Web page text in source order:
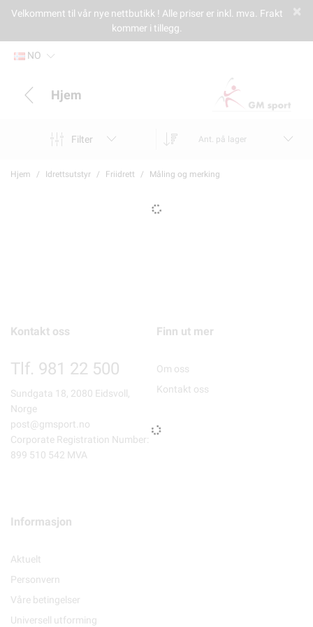
Velkomment til vår nye nettbutikk ! Alle priser er inkl. mva. Frakt
kommer i tillegg.
NO
Hjem
Filter Ant. på lager
Hjem Idrettsutstyr Friidrett Måling og merking
Kontakt oss
Tlf. 981 22 500
Sundgata 18, 2080 Eidsvoll,
Norge
post@gmsport.no
Corporate Registration Number:
899 510 542 MVA
Finn ut mer
Om oss
Kontakt oss
Informasjon
Aktuelt
Personvern
Våre betingelser
Universell utforming